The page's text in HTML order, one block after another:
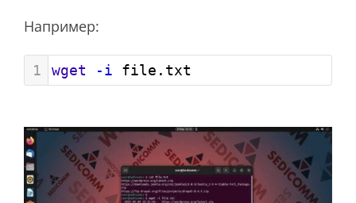
Например:
1 wget -i file.txt